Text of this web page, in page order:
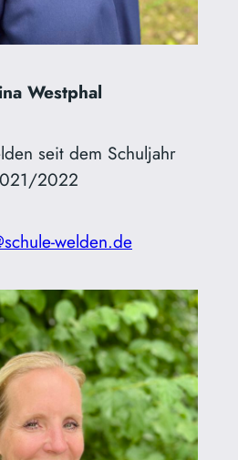
Westphal
seit dem Schuljahr
2022
welden.de